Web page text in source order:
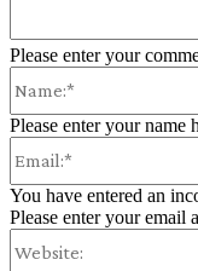
Please enter your
Please enter your name
You have entered an
Please enter your email